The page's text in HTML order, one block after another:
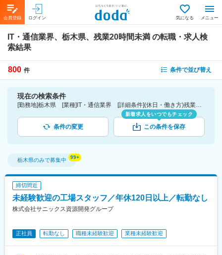
会員登録 ログイン 気になる メニュー
IT・通信業界、栃木県、残業20時間未満 の転職・求人検
索結果
800 件 条件で並び替え
現在の検索条件
[勤務地]栃木県 [業種]IT・通信業界 [詳細条件](休日・働き方)残業20時間未満
条件の変更
新着求人をいつでもチェック
この条件を保存
栃木県のみで募集中
締切間近
未経験歓迎の工場スタッフ／年休120日以上／転勤なし
株式会社サニックス資源開発グループ
正社員 転勤なし 職種未経験歓迎 業種未経験歓迎